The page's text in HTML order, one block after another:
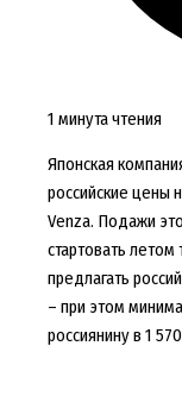
1 минута чтения
Японская
российские цены
Venza. Подажи
стартовать
предлагать
– при этом
россиянину в 1